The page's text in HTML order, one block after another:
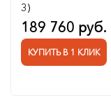
3)
189 760 руб.
КУПИТЬ В 1 КЛИК